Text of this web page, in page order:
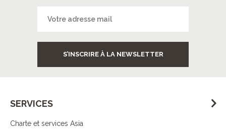
S’INSCRIRE À LA NEWSLETTER
SERVICES
Charte et services Asia